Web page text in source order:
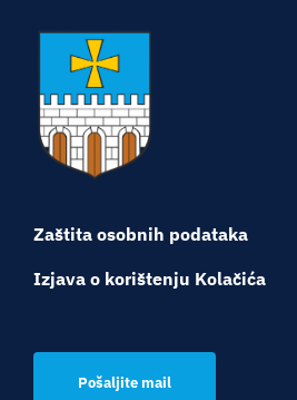
Turistička ponuda
Događaji
Zaštita osobnih podataka
Izjava o korištenju Kolačića
Pošaljite mail